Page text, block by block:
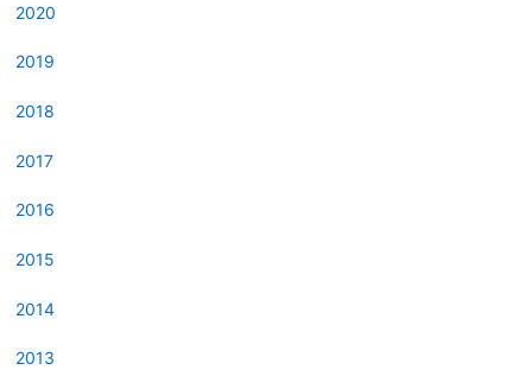
2020
2019
2018
2017
2016
2015
2014
2013